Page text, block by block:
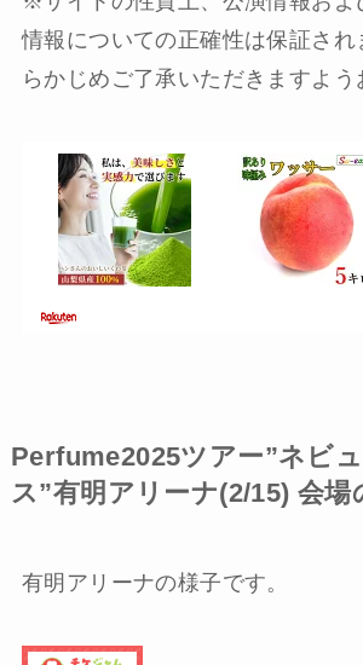
情報についての正確性は保証され
らかじめご了承いただきますよう
Perfume2025ツアー”ネビ
ス”有明アリーナ(2/15) 会場
有明アリーナの様子です。